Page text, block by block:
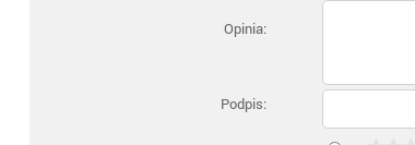
Opinia:
Podpis: